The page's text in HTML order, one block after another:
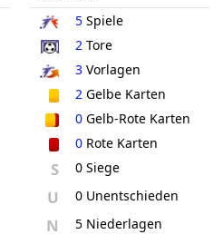
5Spiele
2Tore
3Vorlagen
2Gelbe Karten
0Gelb-Rote Karten
0Rote Karten
S 0 Siege
U 0 Unentschieden
N 5 Niederlagen